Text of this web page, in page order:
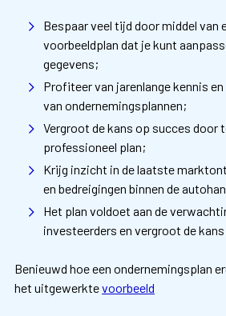
Bespaar veel tijd door middel van
voorbeeldplan dat je kunt
gegevens;
Profiteer van jarenlange kennis
van ondernemingsplannen;
Vergroot de kans op succes door
professioneel plan;
Krijg inzicht in de laatste
en bedreigingen binnen de
Het plan voldoet aan de
investeerders en vergroot de
Benieuwd hoe een ondernemingsplan
het uitgewerktevoorbeeld